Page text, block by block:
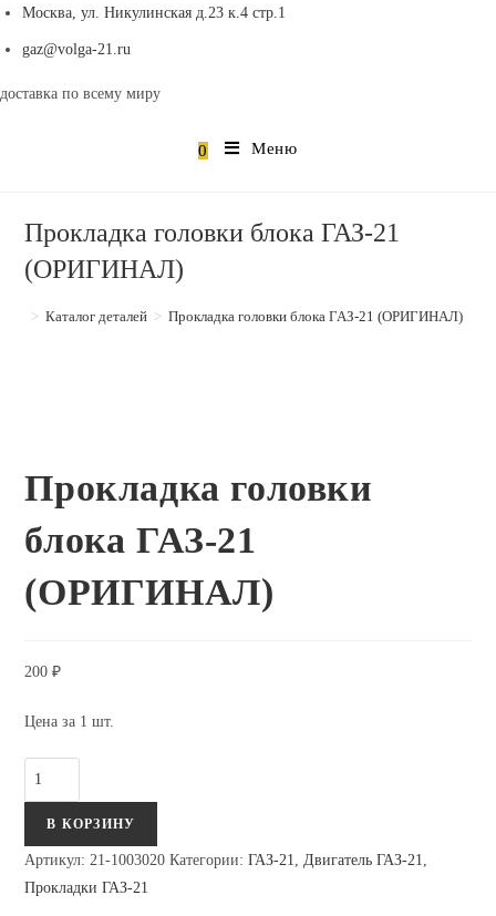
Москва, ул. Никулинская д.23 к.4 стр.1
gaz@volga-21.ru
вашем
доставка по всему миру
0 Меню
Прокладка головки блока ГАЗ-21
(ОРИГИНАЛ)
> Каталог деталей > Прокладка головки блока ГАЗ-21 (ОРИГИНАЛ)
Прокладка головки
блока ГАЗ-21
(ОРИГИНАЛ)
200₽
Цена за 1 шт.
Количество
Прокладка
головки
блока
ГАЗ-21
В КОРЗИНУ
Артикул: 21-1003020 Категории:ГАЗ-21 Двигатель ГАЗ-21
Прокладки ГАЗ-21